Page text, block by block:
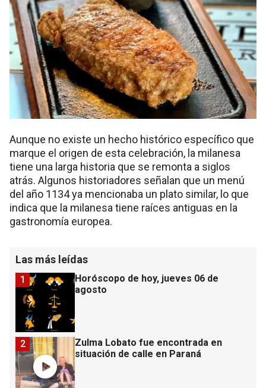
Aunque no existe un hecho histórico específico que
marque el origen de esta celebración, la milanesa
tiene una larga historia que se remonta a siglos
atrás. Algunos historiadores señalan que un menú
del año 1134 ya mencionaba un plato similar, lo que
indica que la milanesa tiene raíces antiguas en la
gastronomía europea.
Las más leídas
Horóscopo de hoy, jueves 06 de
agosto
1
Zulma Lobato fue encontrada en
situación de calle en Paraná
2